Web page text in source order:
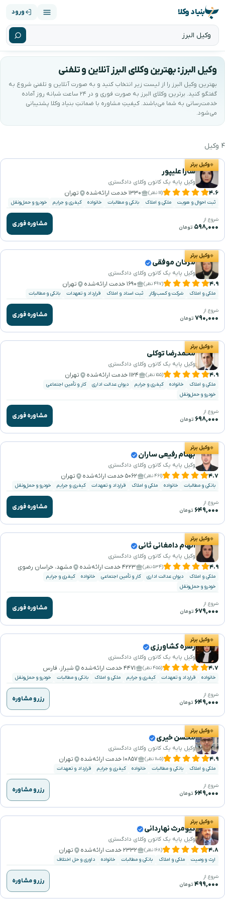
بنیاد وکلا ورود
وکیل البرز: بهترین وکلای البرز آنلاین و تلفنی
بهترین وکیل البرز را از لیست زیر انتخاب کنید و به صورت آنلاین و تلفنی شروع به
گفتگو کنید. برترین وکلای البرز به صورت فوری و در ۲۴ ساعت شبانه روز آماده
خدمت‌رسانی به شما می‌باشند. کیفیتِ مشاوره با ضمانتِ بنیاد وکلا پشتیبانی
می‌شود.
بهترین وکیل البرز را جستجو و انتخاب کنید
۴ وکیل
وکیل برتر
سارا علیپور
وکیل پایه یک کانون وکلای دادگستری
۴.۶ (۱۱۱ نظر) ۱۳۳۰ خدمت ارائه‌شده تهران
ثبت احوال و هویت ملکی و املاک بانکی و مطالبات خانواده کیفری و جرایم خودرو و حمل‌ونقل
شروع از
۵۹۸,۰۰۰ تومان مشاوره فوری
وکیل برتر
مژگان موفقی
وکیل پایه یک کانون وکلای دادگستری
۴.۹ (۴۹۷ نظر) ۱۶۹۰ خدمت ارائه‌شده تهران
ملکی و املاک شرکت و کسب‌وکار ثبت اسناد و املاک قرارداد و تعهدات بانکی و مطالبات
شروع از
۷۹۰,۰۰۰ تومان مشاوره فوری
وکیل برتر
محمدرضا توکلی
وکیل پایه یک کانون وکلای دادگستری
۴.۹ (۱۵۵ نظر) ۱۱۲۴ خدمت ارائه‌شده تهران
ملکی و املاک خانواده کیفری و جرایم دیوان عدالت اداری
کار و تأمین اجتماعی
خودرو و حمل‌ونقل
شروع از
۶۹۸,۰۰۰ تومان مشاوره فوری
وکیل برتر
بهنام رفیعی ساران
وکیل پایه یک کانون وکلای دادگستری
۴.۷ (۴۶۱ نظر) ۵۰۶۲ خدمت ارائه‌شده تهران
بانکی و مطالبات خانواده ملکی و املاک قرارداد و تعهدات کیفری و جرایم خودرو و حمل‌ونقل
شروع از
۶۴۹,۰۰۰ تومان مشاوره فوری
وکیل برتر
الهام دامغانی ثانی
وکیل پایه یک کانون وکلای دادگستری
۴.۹ (۵۳۴ نظر) ۴۲۲۳ خدمت ارائه‌شده مشهد، خراسان رضوی
ملکی و املاک دیوان عدالت اداری کار و تأمین اجتماعی خانواده
کیفری و جرایم
خودرو و حمل‌ونقل
شروع از
۶۷۹,۰۰۰ تومان مشاوره فوری
وکیل برتر
زهره کشاورزی
وکیل پایه یک کانون وکلای دادگستری
۴.۷ (۴۵۵ نظر) ۴۴۷۱ خدمت ارائه‌شده شیراز، فارس
خانواده قرارداد و تعهدات کیفری و جرایم ملکی و املاک بانکی و مطالبات خودرو و حمل‌ونقل
شروع از
۶۴۹,۰۰۰ تومان رزرو مشاوره
وکیل برتر
محسن خیری
وکیل پایه یک کانون وکلای دادگستری
۴.۹ (۱۱۰۵ نظر) ۱۰۸۵۷ خدمت ارائه‌شده تهران
ملکی و املاک بانکی و مطالبات خانواده کیفری و جرایم قرارداد و تعهدات
شروع از
۶۴۹,۰۰۰ تومان رزرو مشاوره
وکیل برتر
کیومرث نهاردانی
وکیل پایه یک کانون وکلای دادگستری
۴.۸ (۱۶۸ نظر) ۲۳۳۲ خدمت ارائه‌شده تهران
ارث و وصیت ملکی و املاک بانکی و مطالبات خانواده داوری و حل اختلاف
شروع از
۴۹۹,۰۰۰ تومان رزرو مشاوره